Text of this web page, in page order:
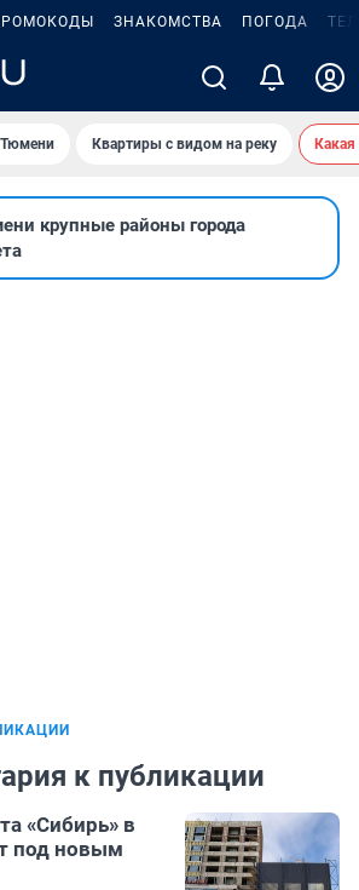
ЗНАКОМСТВА ПОГОДА
Тюмени Квартиры с видом на реку
крупные районы города
к публикации
«Сибирь» в
под новым